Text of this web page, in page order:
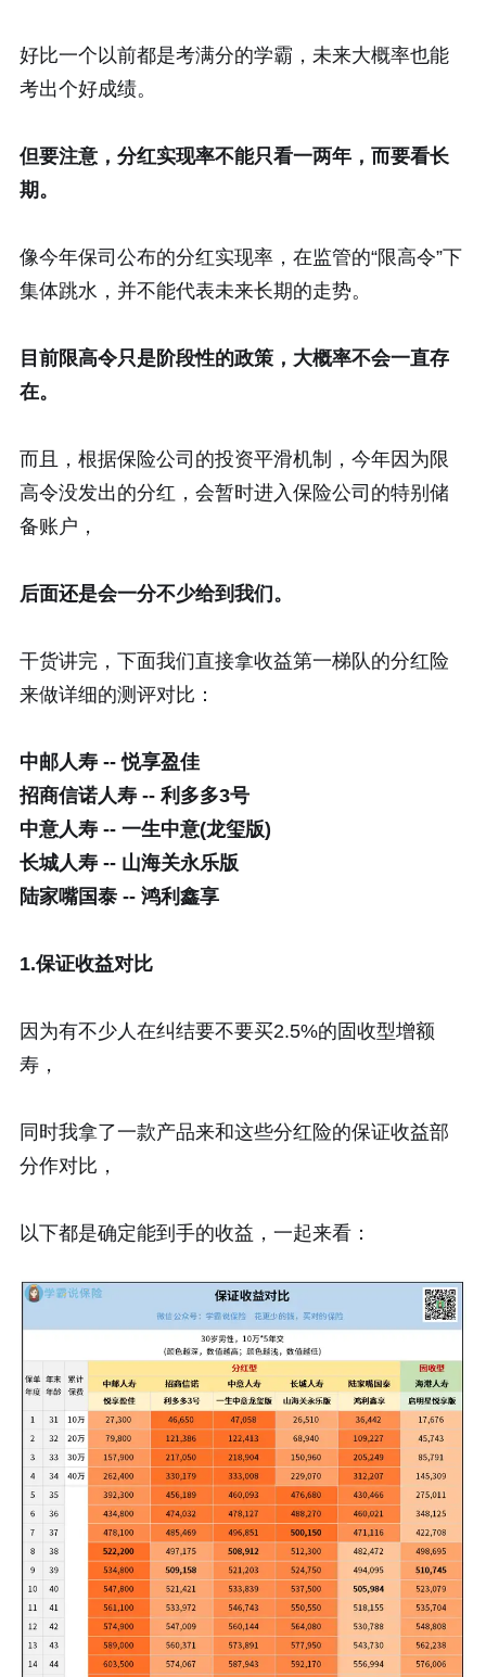
好比一个以前都是考满分的学霸，未来大概率也能
考出个好成绩。
但要注意，分红实现率不能只看一两年，而要看长
期。
像今年保司公布的分红实现率，在监管的“限高令”下
集体跳水，并不能代表未来长期的走势。
目前限高令只是阶段性的政策，大概率不会一直存
在。
而且，根据保险公司的投资平滑机制，今年因为限
高令没发出的分红，会暂时进入保险公司的特别储
备账户，
后面还是会一分不少给到我们。
干货讲完，下面我们直接拿收益第一梯队的分红险
来做详细的测评对比：
中邮人寿 -- 悦享盈佳
招商信诺人寿 -- 利多多3号
中意人寿 -- 一生中意(龙玺版)
长城人寿 -- 山海关永乐版
陆家嘴国泰 -- 鸿利鑫享
1.保证收益对比
因为有不少人在纠结要不要买2.5%的固收型增额
寿，
同时我拿了一款产品来和这些分红险的保证收益部
分作对比，
以下都是确定能到手的收益，一起来看：